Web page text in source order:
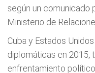
según un comunicado
Ministerio de
Cuba y Estados
diplomáticas en 2015,
enfrentamiento